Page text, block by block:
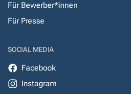
Für Bewerber*innen
Für Presse
SOCIAL MEDIA
Facebook
Instagram